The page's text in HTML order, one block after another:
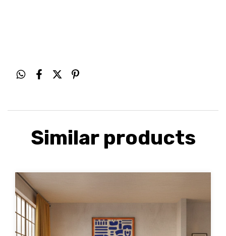
Similar products